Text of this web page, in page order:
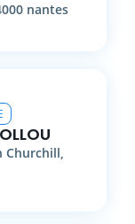
nantes
Churchill,